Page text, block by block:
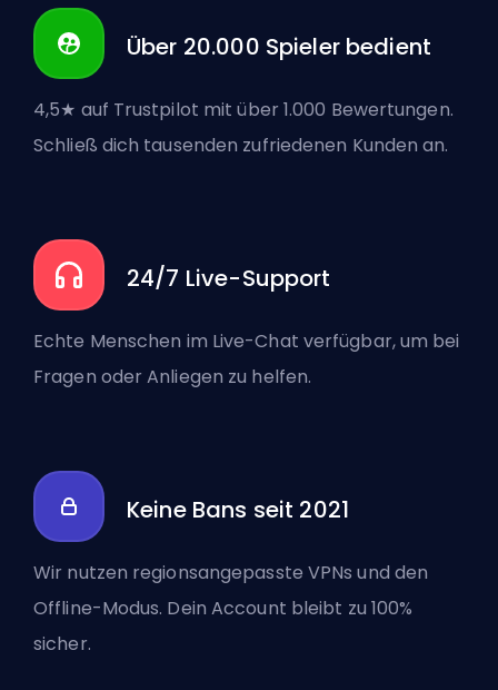
Über 20.000 Spieler bedient
4,5★ auf Trustpilot mit über 1.000 Bewertungen.
Schließ dich tausenden zufriedenen Kunden an.
24/7 Live-Support
Echte Menschen im Live-Chat verfügbar, um bei
Fragen oder Anliegen zu helfen.
Keine Bans seit 2021
Wir nutzen regionsangepasste VPNs und den
Offline-Modus. Dein Account bleibt zu 100%
sicher.